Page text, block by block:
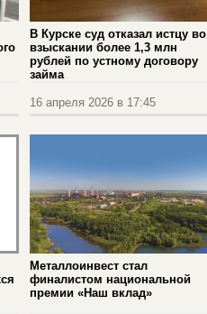
В Курске суд отказал истцу во
взыскании более 1,3 млн
рублей по устному договору
займа
16 апреля 2026 в 17:45
Металлоинвест стал
финалистом национальной
премии «Наш вклад»